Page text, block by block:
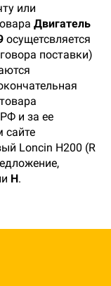
или
Двигатель
осущетсвляется
поставки)
и за ее
сайте
Loncin H200 (R
Н.